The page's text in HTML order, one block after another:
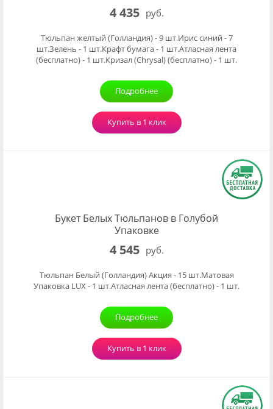
4 435 руб.
Тюльпан желтый (Голландия) - 9 шт.Ирис синий - 7
шт.Зелень - 1 шт.Крафт бумага - 1 шт.Атласная лента
(бесплатно) - 1 шт.Кризал (Chrysal) (бесплатно) - 1 шт.
Подробнее
Купить в 1 клик
Букет Белых Тюльпанов в Голубой
Упаковке
4 545 руб.
Тюльпан Белый (Голландия) Акция - 15 шт.Матовая
Упаковка LUX - 1 шт.Атласная лента (бесплатно) - 1 шт.
Подробнее
Купить в 1 клик